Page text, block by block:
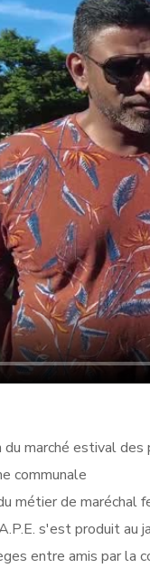
marché estival des
communale
métier de maréchal
s'est produit au
entre amis par la